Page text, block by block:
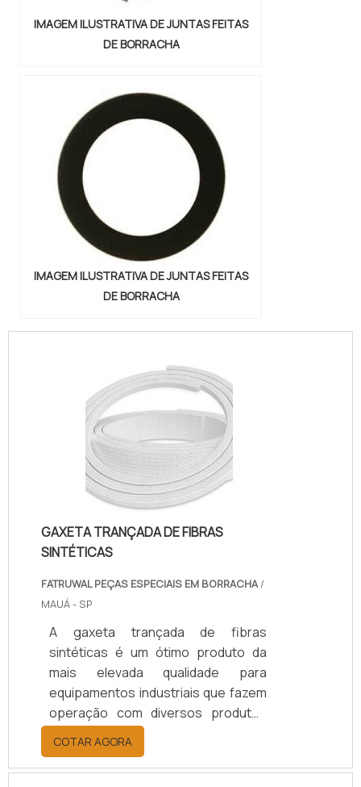
IMAGEM ILUSTRATIVA DE JUNTAS FEITAS
DE BORRACHA
IMAGEM ILUSTRATIVA DE JUNTAS FEITAS
DE BORRACHA
GAXETA TRANÇADA DE FIBRAS
SINTÉTICAS
FATRUWAL PEÇAS ESPECIAIS EM BORRACHA /
MAUÁ - SP
A gaxeta trançada de fibras
sintéticas é um ótimo produto da
mais elevada qualidade para
equipamentos industriais que fazem
operação com diversos produtos
químicos, como corrosivos e
solventes, tanto em alta e baixa
temperatura.Eles são componentes
COTAR AGORA